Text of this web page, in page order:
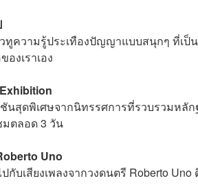
ทูความรู้ประเทืองปัญญาแบบสนุกๆ ที่เ
งเราเอง
นสุดพิเศษจากนิทรรศการที่รวบรวมห
ตลอด 3 วัน
Uno
ปกับเสียงเพลงจากวงดนตรี Roberto